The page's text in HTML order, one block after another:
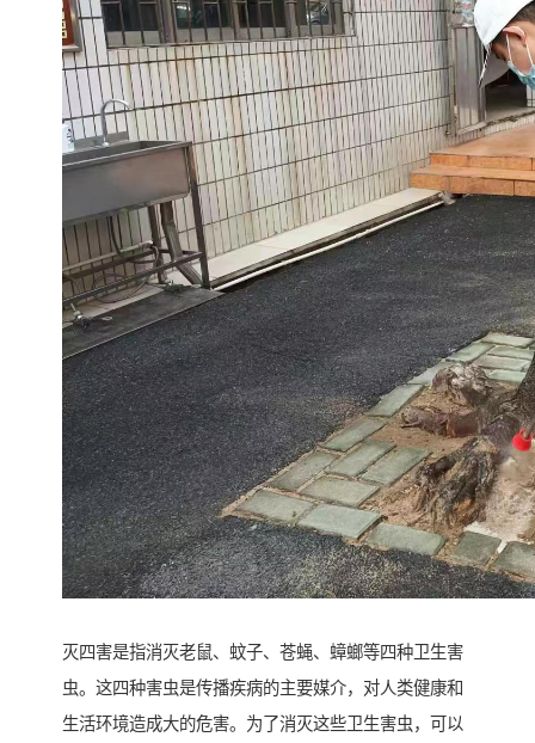
灭四害是指消灭老鼠、蚊子、苍蝇、蟑螂等四种卫生害
虫。这四种害虫是传播疾病的主要媒介，对人类健康和
生活环境造成大的危害。为了消灭这些卫生害虫，可以